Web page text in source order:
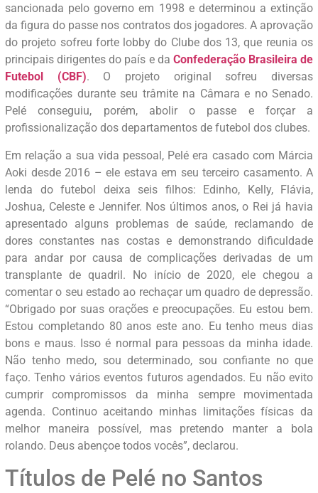
sancionada pelo governo em 1998 e determinou a extinção
da figura do passe nos contratos dos jogadores. A aprovação
do projeto sofreu forte lobby do Clube dos 13, que reunia os
principais dirigentes do país e da Confederação Brasileira de
Futebol (CBF). O projeto original sofreu diversas
modificações durante seu trâmite na Câmara e no Senado.
Pelé conseguiu, porém, abolir o passe e forçar a
profissionalização dos departamentos de futebol dos clubes.
Em relação a sua vida pessoal, Pelé era casado com Márcia
Aoki desde 2016 – ele estava em seu terceiro casamento. A
lenda do futebol deixa seis filhos: Edinho, Kelly, Flávia,
Joshua, Celeste e Jennifer. Nos últimos anos, o Rei já havia
apresentado alguns problemas de saúde, reclamando de
dores constantes nas costas e demonstrando dificuldade
para andar por causa de complicações derivadas de um
transplante de quadril. No início de 2020, ele chegou a
comentar o seu estado ao rechaçar um quadro de depressão.
“Obrigado por suas orações e preocupações. Eu estou bem.
Estou completando 80 anos este ano. Eu tenho meus dias
bons e maus. Isso é normal para pessoas da minha idade.
Não tenho medo, sou determinado, sou confiante no que
faço. Tenho vários eventos futuros agendados. Eu não evito
cumprir compromissos da minha sempre movimentada
agenda. Continuo aceitando minhas limitações físicas da
melhor maneira possível, mas pretendo manter a bola
rolando. Deus abençoe todos vocês”, declarou.
Títulos de Pelé no Santos